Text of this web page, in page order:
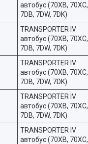
автобус (70XB, 70XC,
7DB, 7DW, 7DK)
TRANSPORTER IV
автобус (70XB, 70XC,
7DB, 7DW, 7DK)
TRANSPORTER IV
автобус (70XB, 70XC,
7DB, 7DW, 7DK)
TRANSPORTER IV
автобус (70XB, 70XC,
7DB, 7DW, 7DK)
TRANSPORTER IV
автобус (70XB, 70XC,